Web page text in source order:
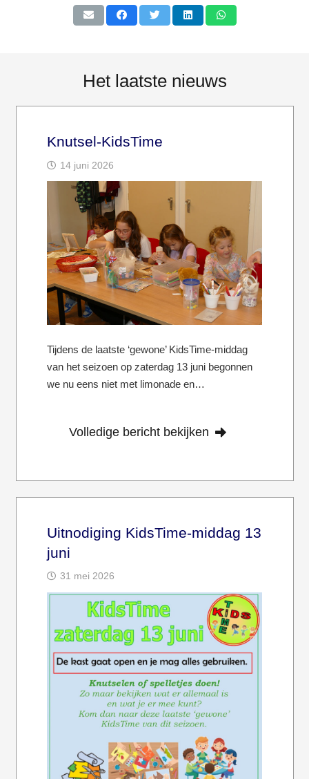
Het laatste nieuws
Knutsel-KidsTime
14 juni 2026
Tijdens de laatste ‘gewone’ KidsTime-middag
van het seizoen op zaterdag 13 juni begonnen
we nu eens niet met limonade en…
Volledige bericht bekijken
Uitnodiging KidsTime-middag 13
juni
31 mei 2026